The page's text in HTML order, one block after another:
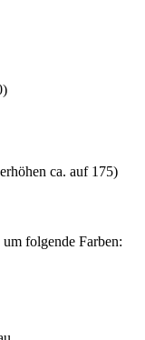
ca. auf 175)
folgende Farben: